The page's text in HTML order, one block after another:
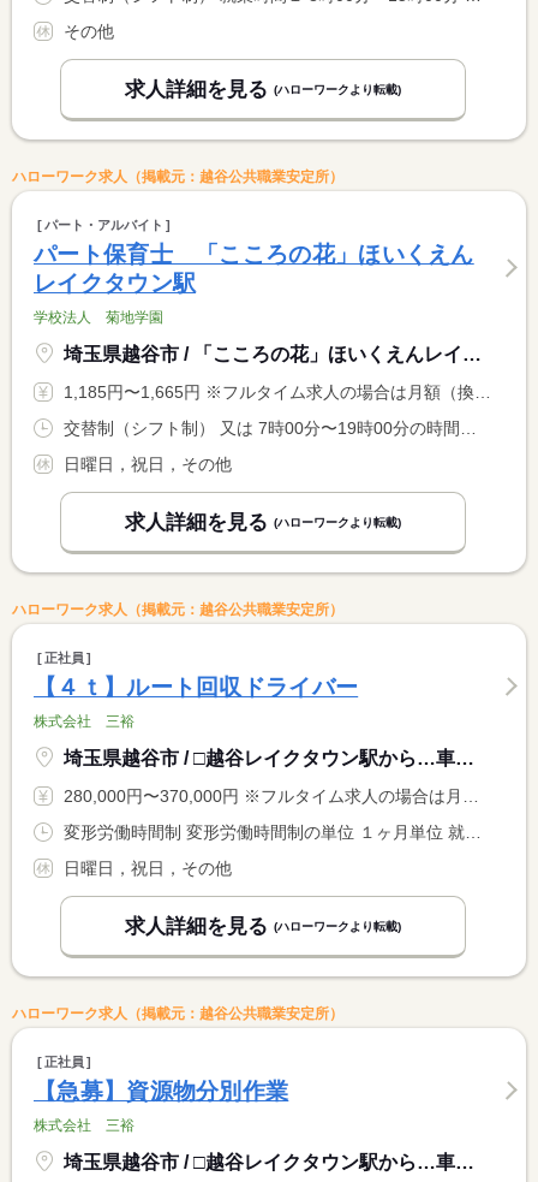
その他
求人詳細を見る (ハローワークより転載)
ハローワーク求人（掲載元：越谷公共職業安定所）
パート・アルバイト
パート保育士 「こころの花」ほいくえん
レイクタウン駅
学校法人 菊地学園
埼玉県越谷市 / 「こころの花」ほいくえんレイクタウン駅
1,185円〜1,665円 ※フルタイム求人の場合は月額（換算額）、パート求人の場合は時間額を表示しています。
日曜日，祝日，その他
求人詳細を見る (ハローワークより転載)
ハローワーク求人（掲載元：越谷公共職業安定所）
正社員
【４ｔ】ルート回収ドライバー
株式会社 三裕
埼玉県越谷市 / □越谷レイクタウン駅から…車：５分 自転車：１０分
280,000円〜370,000円 ※フルタイム求人の場合は月額（換算額）、パート求人の場合は時間額を表示しています。
日曜日，祝日，その他
求人詳細を見る (ハローワークより転載)
ハローワーク求人（掲載元：越谷公共職業安定所）
正社員
【急募】資源物分別作業
株式会社 三裕
埼玉県越谷市 / □越谷レイクタウン駅から…車：５分 自転車：１０分